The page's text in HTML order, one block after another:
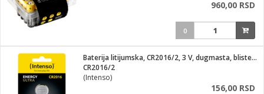
960,00 RSD
0
Baterija litijumska, CR2016/2, 3 V, dugmasta, blister 2 kom
CR2016/2
(Intenso)
156,00 RSD